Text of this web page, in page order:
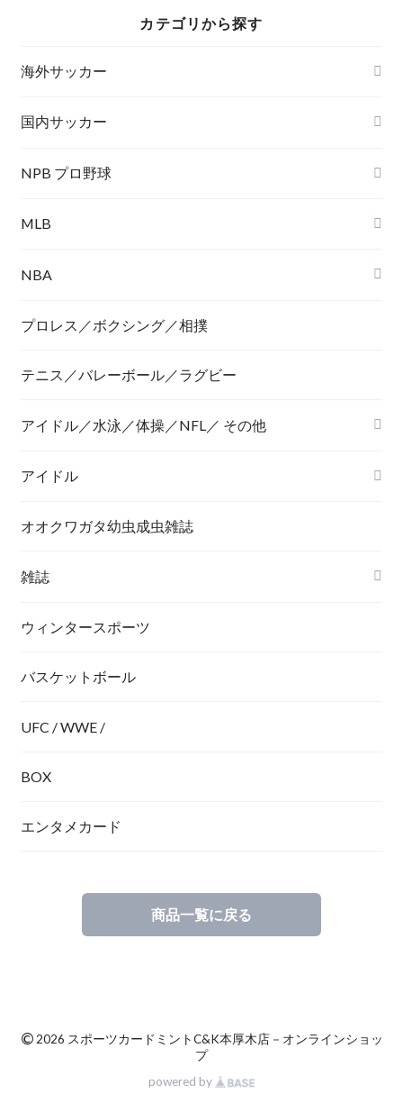
カテゴリから探す
海外サッカー
国内サッカー
NPB プロ野球
MLB
NBA
プロレス／ボクシング／相撲
テニス／バレーボール／ラグビー
アイドル／水泳／体操／NFL／ その他
アイドル
オオクワガタ幼虫成虫雑誌
雑誌
ウィンタースポーツ
バスケットボール
UFC / WWE /
BOX
エンタメカード
商品一覧に戻る
©2026 スポーツカードミントC&K本厚木店－オンラインショッ
プ
powered by